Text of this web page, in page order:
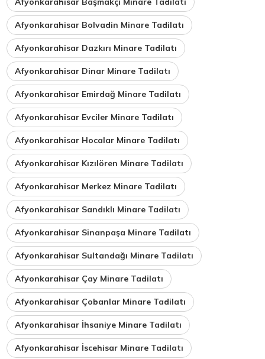
Afyonkarahisar Bolvadin Minare Tadilatı
Afyonkarahisar Dazkırı Minare Tadilatı
Afyonkarahisar Dinar Minare Tadilatı
Afyonkarahisar Emirdağ Minare Tadilatı
Afyonkarahisar Evciler Minare Tadilatı
Afyonkarahisar Hocalar Minare Tadilatı
Afyonkarahisar Kızılören Minare Tadilatı
Afyonkarahisar Merkez Minare Tadilatı
Afyonkarahisar Sandıklı Minare Tadilatı
Afyonkarahisar Sinanpaşa Minare Tadilatı
Afyonkarahisar Sultandağı Minare Tadilatı
Afyonkarahisar Çay Minare Tadilatı
Afyonkarahisar Çobanlar Minare Tadilatı
Afyonkarahisar İhsaniye Minare Tadilatı
Afyonkarahisar İscehisar Minare Tadilatı